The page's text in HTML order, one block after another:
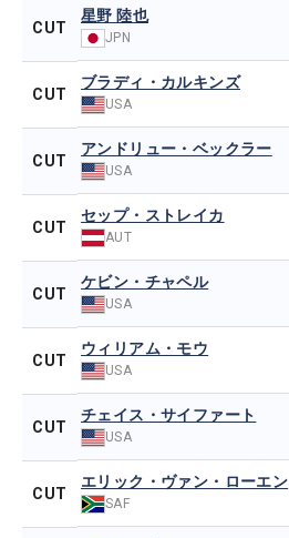
CUT
星野 陸也
JPN
CUT
ブラディ・カルキンズ
USA
CUT
アンドリュー・ベックラー
USA
CUT
セップ・ストレイカ
AUT
CUT
ケビン・チャペル
USA
CUT
ウィリアム・モウ
USA
CUT
チェイス・サイファート
USA
CUT
エリック・ヴァン・ローエン
SAF